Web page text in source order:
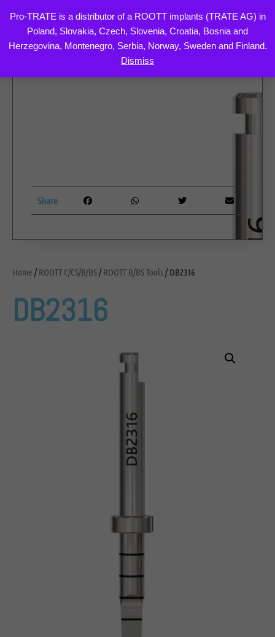
Pro-TRATE is a distributor of a ROOTT implants (TRATE AG) in
Poland, Slovakia, Czech, Slovenia, Croatia, Bosnia and
Herzegovina, Montenegro, Serbia, Norway, Sweden and Finland.
Dismiss
to
Home /ROOTT C/CS/B/BS/ROOTT B/BS Tools/ DB2316
DB2316
Share